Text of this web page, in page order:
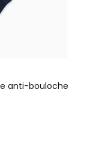
anti-bouloche